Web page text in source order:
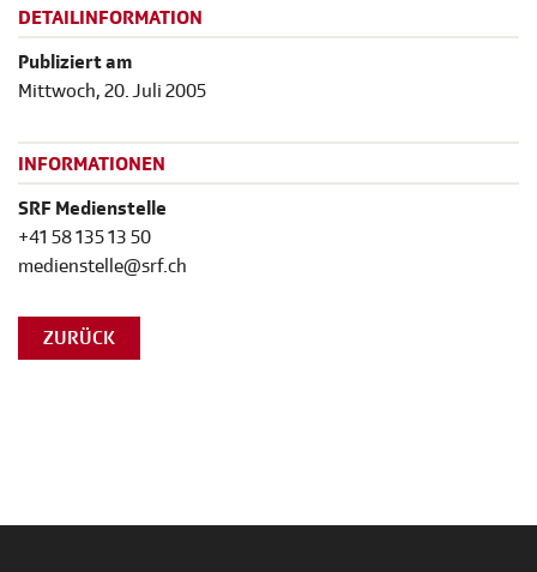
DETAILINFORMATION
Publiziert am
Mittwoch, 20. Juli 2005
INFORMATIONEN
SRF Medienstelle
+41 58 135 13 50
medienstelle@srf.ch
ZURÜCK